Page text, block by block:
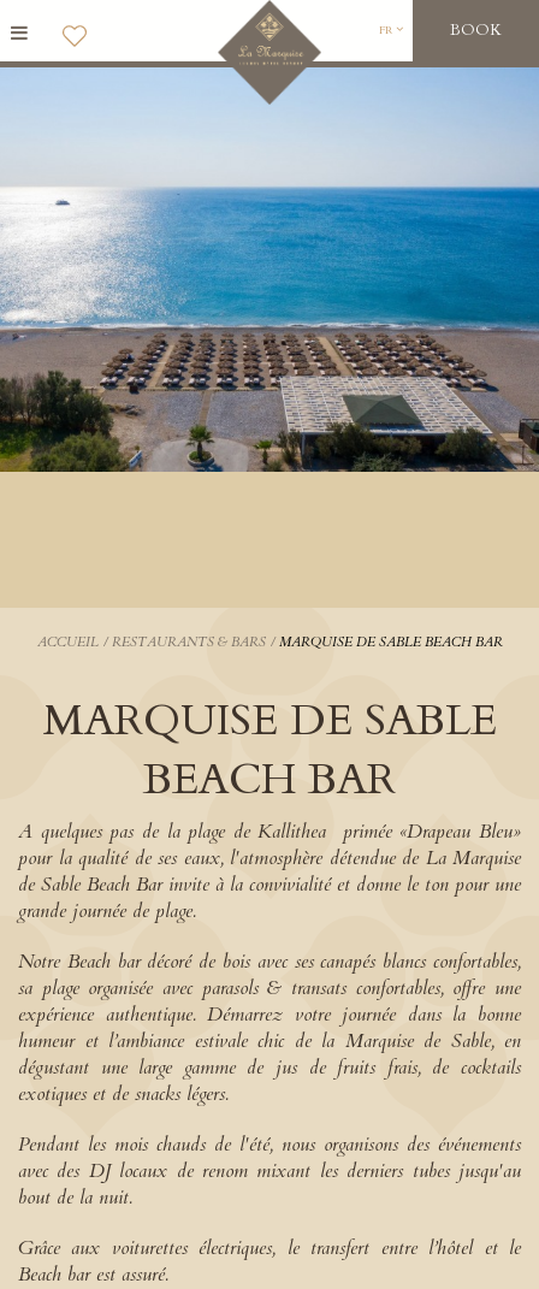
BOOK
FR
ACCUEIL/RESTAURANTS & BARS/MARQUISE DE SABLE BEACH BAR
MARQUISE DE SABLE
BEACH BAR
A quelques pas de la plage de Kallithea primée «Drapeau Bleu»
pour la qualité de ses eaux, l'atmosphère détendue de La Marquise
de Sable Beach Bar invite à la convivialité et donne le ton pour une
grande journée de plage.
Notre Beach bar décoré de bois avec ses canapés blancs confortables,
sa plage organisée avec parasols & transats confortables, offre une
expérience authentique. Démarrez votre journée dans la bonne
humeur et l’ambiance estivale chic de la Marquise de Sable, en
dégustant une large gamme de jus de fruits frais, de cocktails
exotiques et de snacks légers.
Pendant les mois chauds de l'été, nous organisons des événements
avec des DJ locaux de renom mixant les derniers tubes jusqu'au
bout de la nuit.
Grâce aux voiturettes électriques, le transfert entre l’hôtel et le
Beach bar est assuré.